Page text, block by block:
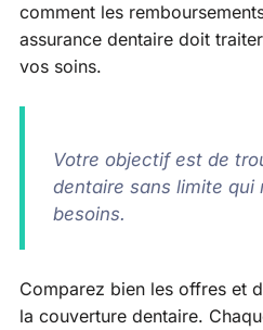
comment les
assurance dentaire doit
vos soins.
Votre objectif est de
dentaire sans limite qui
besoins.
Comparez bien les offres et
la couverture dentaire.